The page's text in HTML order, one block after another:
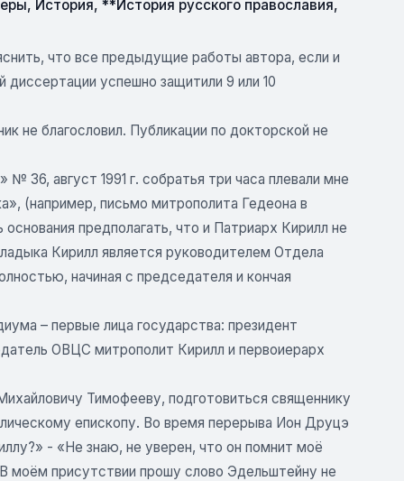
, История, **История русского православия,
что все предыдущие работы автора, если и
успешно защитили 9 или 10
не благословил. Публикации по докторской не
36, август 1991 г. собратья три часа плевали мне
(например, письмо митрополита Гедеона в
предполагать, что и Патриарх Кирилл не
Кирилл является руководителем Отдела
начиная с председателя и кончая
– первые лица государства: президент
ОВЦС митрополит Кирилл и первоиерарх
Тимофееву, подготовиться священнику
епископу. Во время перерыва Ион Друцэ
- «Не знаю, не уверен, что он помнит моё
моём присутствии прошу слово Эдельштейну не